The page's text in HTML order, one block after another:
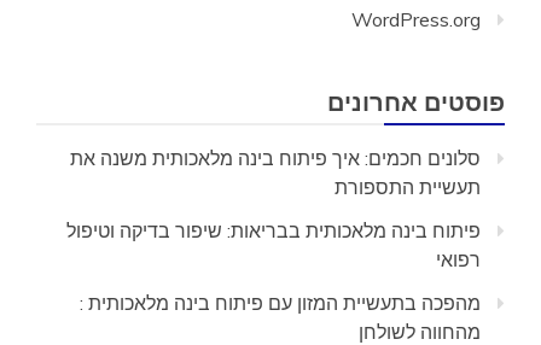
WordPress.org
פוסטים אחרונים
סלונים חכמים: איך פיתוח בינה מלאכותית משנה את
תעשיית התספורת
פיתוח בינה מלאכותית בבריאות: שיפור בדיקה וטיפול
רפואי
מהפכה בתעשיית המזון עם פיתוח בינה מלאכותית :
מהחווה לשולחן